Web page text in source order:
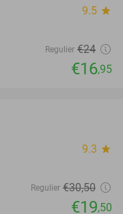
9.5 star
Regulier €24
€16,95
9.3 star
Regulier €30,50
€19,50